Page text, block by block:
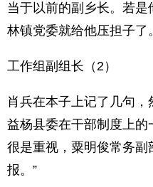
当于以前的副乡长。若
林镇党委就给他压担子了
工作组副组长（2）
肖兵在本子上记了几句，
益杨县委在干部制度上
很是重视，粟明俊常务
报。”